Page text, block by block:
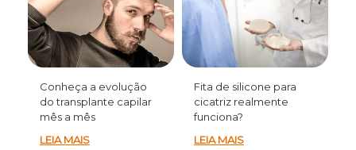
Conheça a evolução
do transplante capilar
mês a mês
LEIA MAIS
Fita de silicone para
cicatriz realmente
funciona?
LEIA MAIS